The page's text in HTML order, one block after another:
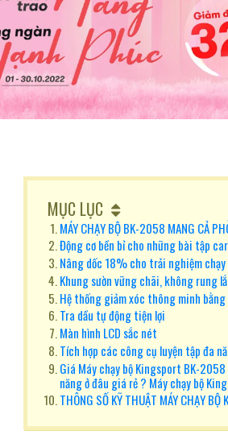
MỤC LỤC
MÁY CHẠY BỘ BK-2058 MANG CẢ
Động cơ bền bỉ cho những bài tập
Nâng dốc 18% cho trải nghiệm
Khung sườn vững chãi, không rung
Hệ thống giảm xóc thông minh
Tra dầu tự động tiện lợi
Màn hình LCD sắc nét
Tích hợp các công cụ luyện tập đa
Giá Máy chạy bộ Kingsport BK-
năng ở đâu giá rẻ ? Máy chạy bộ
THÔNG SỐ KỸ THUẬT MÁY CHẠY